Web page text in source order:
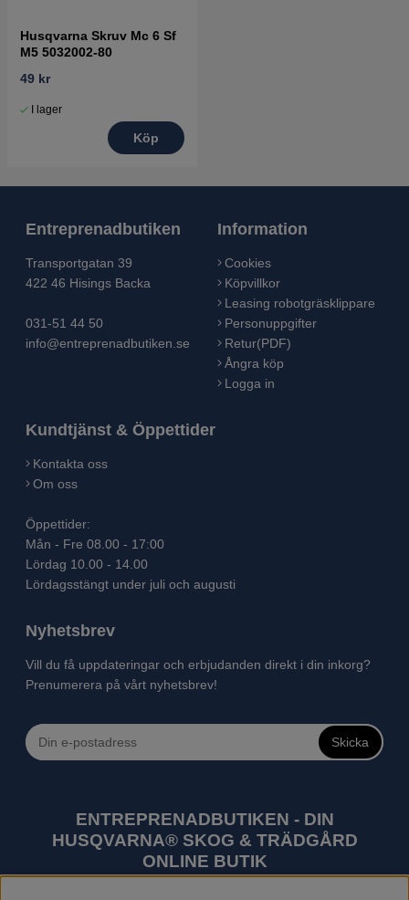
Husqvarna Skruv Mc 6 Sf
M5 5032002-80
49 kr
I lager
Köp
Entreprenadbutiken
Transportgatan 39
422 46 Hisings Backa
031-51 44 50
info@entreprenadbutiken.se
Information
Cookies
Köpvillkor
Leasing robotgräsklippare
Personuppgifter
Retur(PDF)
Ångra köp
Logga in
Kundtjänst & Öppettider
Kontakta oss
Om oss
Öppettider:
Mån - Fre 08.00 - 17:00
Lördag 10.00 - 14.00
Lördagsstängt under juli och augusti
Nyhetsbrev
Vill du få uppdateringar och erbjudanden direkt i din inkorg?
Prenumerera på vårt nyhetsbrev!
Skicka
ENTREPRENADBUTIKEN - DIN
HUSQVARNA® SKOG & TRÄDGÅRD
ONLINE BUTIK